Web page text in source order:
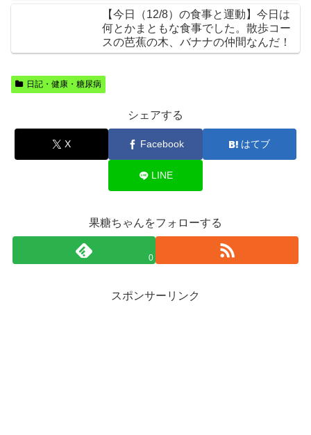
【今日（12/8）の食事と運動】今日は
何とかまともな食事でした。散歩コー
スの芭蕉の木、バナナの仲間なんだ！
日記・健康・糖尿病
シェアする
X Facebook はてブ
LINE
果糖ちゃんをフォローする
0
スポンサーリンク